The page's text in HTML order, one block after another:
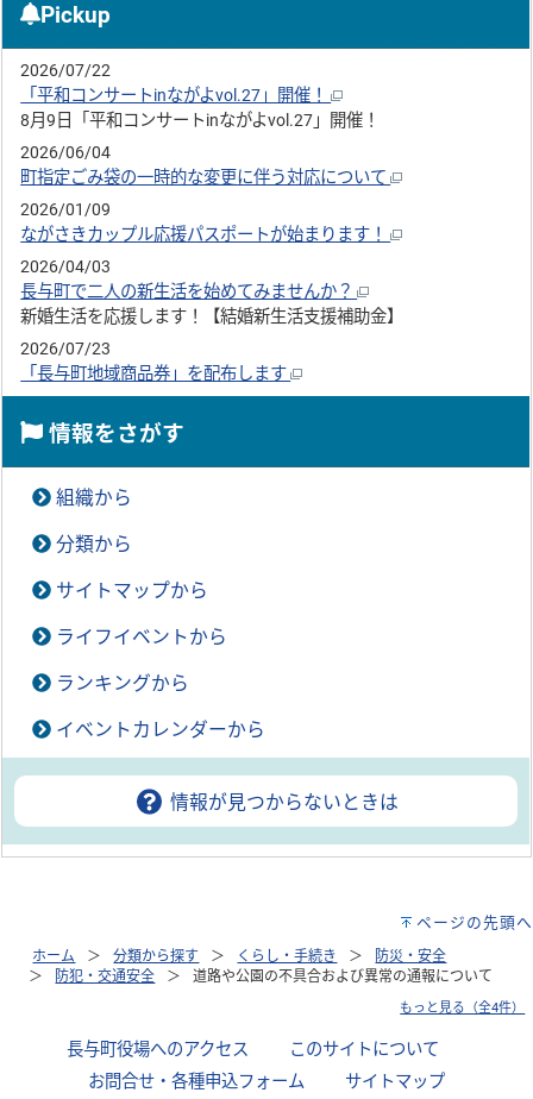
Pickup
2026/07/22
「平和コンサートinながよvol.27」開催！
8月9日「平和コンサートinながよvol.27」開催！
2026/06/04
町指定ごみ袋の一時的な変更に伴う対応について
2026/01/09
ながさきカップル応援パスポートが始まります！
2026/04/03
長与町で二人の新生活を始めてみませんか？
新婚生活を応援します！【結婚新生活支援補助金】
2026/07/23
「長与町地域商品券」を配布します
情報をさがす
組織から
分類から
サイトマップから
ライフイベントから
ランキングから
イベントカレンダーから
情報が見つからないときは
ページの先頭へ
ホーム 分類から探す くらし・手続き
防災・安全
防犯・交通安全
道路や公園の不具合および異常の通報について
もっと見る（全4件）
長与町役場へのアクセス このサイトについて
お問合せ・各種申込フォーム
サイトマップ